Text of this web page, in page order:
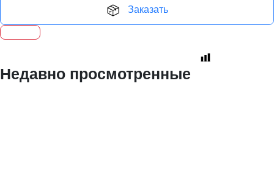
Заказать
Недавно просмотренные